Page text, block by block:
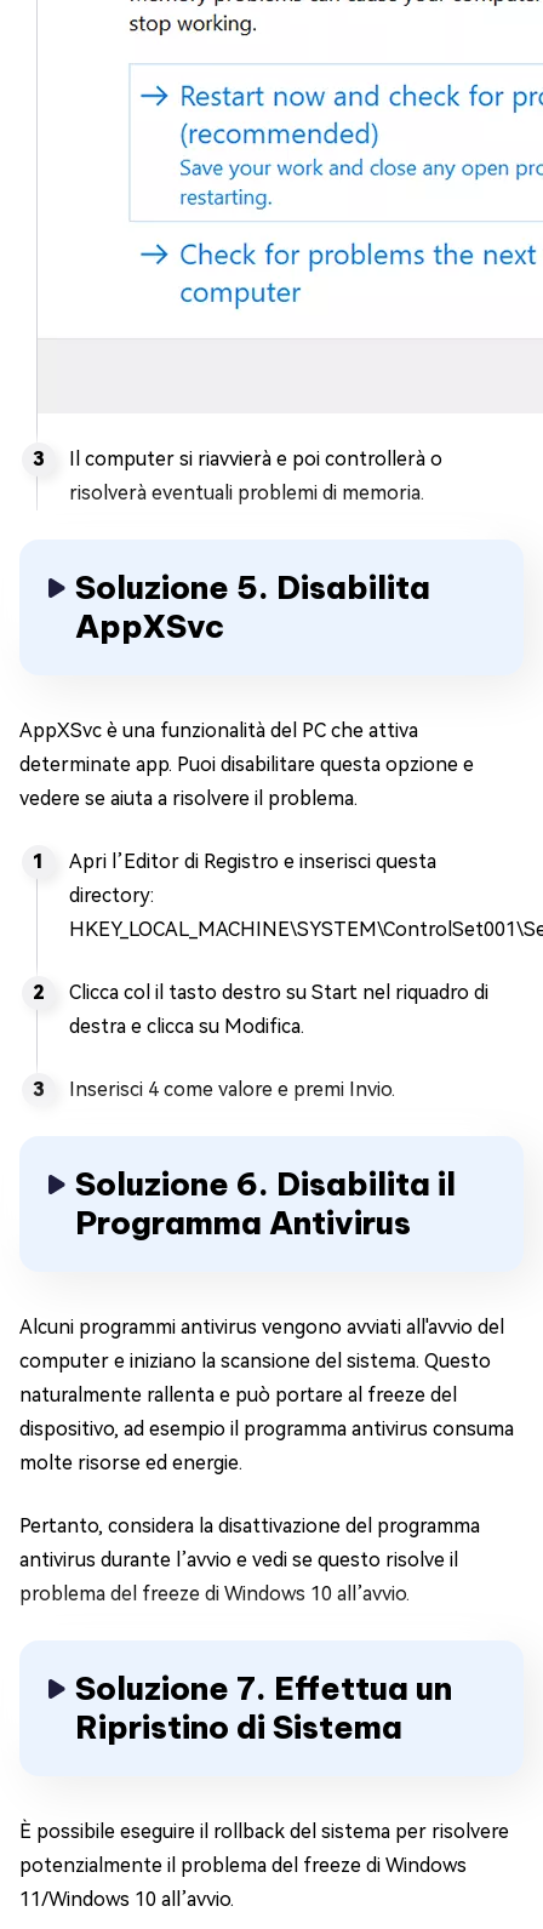
Il computer si riavvierà e poi controllerà o
risolverà eventuali problemi di memoria.
Soluzione 5. Disabilita
AppXSvc
AppXSvc è una funzionalità del PC che attiva
determinate app. Puoi disabilitare questa opzione e
vedere se aiuta a risolvere il problema.
Apri l’Editor di Registro e inserisci questa
directory:
Clicca col il tasto destro su Start nel riquadro di
destra e clicca su Modifica.
Inserisci 4 come valore e premi Invio.
Soluzione 6. Disabilita il
Programma Antivirus
Alcuni programmi antivirus vengono avviati all'avvio del
computer e iniziano la scansione del sistema. Questo
naturalmente rallenta e può portare al freeze del
dispositivo, ad esempio il programma antivirus consuma
molte risorse ed energie.
Pertanto, considera la disattivazione del programma
antivirus durante l’avvio e vedi se questo risolve il
problema del freeze di Windows 10 all’avvio.
Soluzione 7. Effettua un
Ripristino di Sistema
È possibile eseguire il rollback del sistema per risolvere
potenzialmente il problema del freeze di Windows
11/Windows 10 all’avvio.